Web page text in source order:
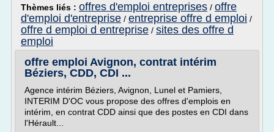
Thèmes liés : offres d'emploi entreprises / offre
d'emploi d'entreprise / entreprise offre d emploi /
offre d emploi d entreprise / sites des offre d
emploi
offre emploi Avignon, contrat intérim
Béziers, CDD, CDI ...
Agence intérim Béziers, Avignon, Lunel et Pamiers,
INTERIM D'OC vous propose des offres d'emplois en
intérim, en contrat CDD ainsi que des postes en CDI dans
l'Hérault...